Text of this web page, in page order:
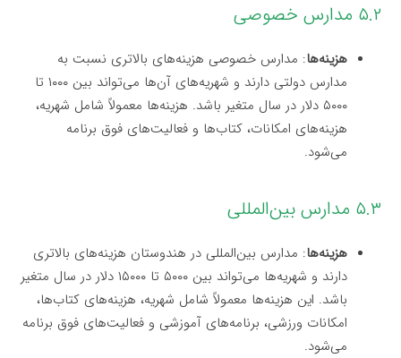
۵.۲ مدارس خصوصی
هزینه‌ها: مدارس خصوصی هزینه‌های بالاتری نسبت به
مدارس دولتی دارند و شهریه‌های آن‌ها می‌تواند بین ۱۰۰۰ تا
۵۰۰۰ دلار در سال متغیر باشد. هزینه‌ها معمولاً شامل شهریه،
هزینه‌های امکانات، کتاب‌ها و فعالیت‌های فوق برنامه
می‌شود.
۵.۳ مدارس بین‌المللی
هزینه‌ها: مدارس بین‌المللی در هندوستان هزینه‌های بالاتری
دارند و شهریه‌ها می‌تواند بین ۵۰۰۰ تا ۱۵۰۰۰ دلار در سال متغیر
باشد. این هزینه‌ها معمولاً شامل شهریه، هزینه‌های کتاب‌ها،
امکانات ورزشی، برنامه‌های آموزشی و فعالیت‌های فوق برنامه
می‌شود.